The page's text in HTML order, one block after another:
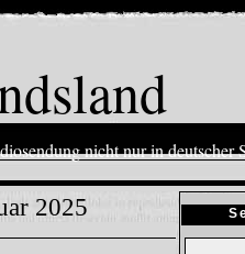
nicht nur in deutscher
2025